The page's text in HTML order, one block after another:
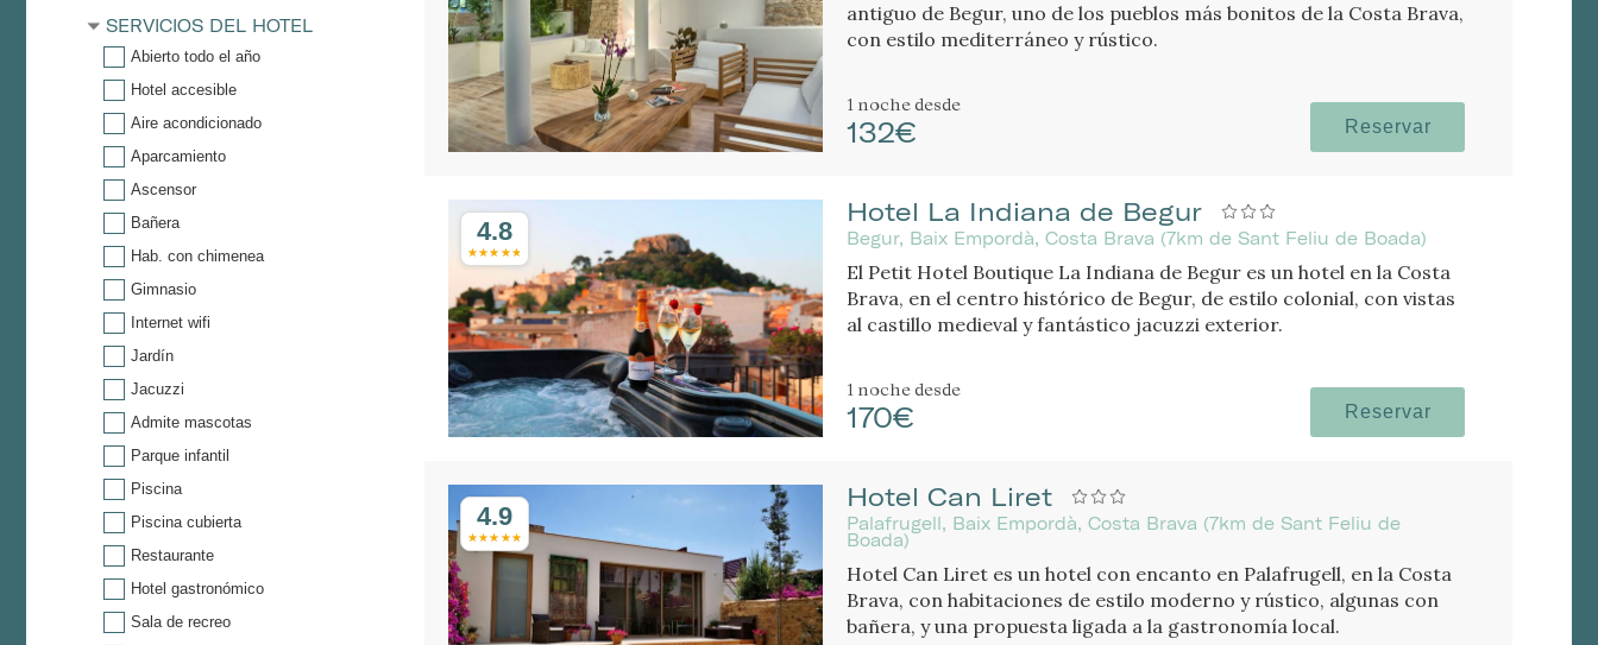
SERVICIOS DEL HOTEL
Abierto todo el año
Hotel accesible
Aire acondicionado
Aparcamiento
Ascensor
Bañera
Hab. con chimenea
Gimnasio
Internet wifi
Jardín
Jacuzzi
Admite mascotas
Parque infantil
Piscina
Piscina cubierta
Restaurante
Hotel gastronómico
Sala de recreo
antiguo de Begur, uno de los pueblos más bonitos de la Costa Brava,
con estilo mediterráneo y rústico.
1 nochedesde
132€ Reservar
4.8
Hotel La Indiana de Begur
Begur, Baix Empordà, Costa Brava (7km de Sant Feliu de Boada)
El Petit Hotel Boutique La Indiana de Begur es un hotel en la Costa
Brava, en el centro histórico de Begur, de estilo colonial, con vistas
al castillo medieval y fantástico jacuzzi exterior.
1 nochedesde
170€ Reservar
4.9
Hotel Can Liret
Palafrugell, Baix Empordà, Costa Brava (7km de Sant Feliu de
Boada)
Hotel Can Liret es un hotel con encanto en Palafrugell, en la Costa
Brava, con habitaciones de estilo moderno y rústico, algunas con
bañera, y una propuesta ligada a la gastronomía local.